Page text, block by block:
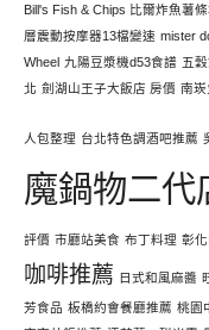
Bill's Fish & Chips 比爾炸魚薯
層震動按摩器13檔變速 mister
Wheel 九陽豆漿機d53食譜 五
北 劍湖山王子大飯店 房價 南崁
人包整理 台北特色調酒吧推薦
魔鍋物二代
評價 市廳站美食 布丁料理 彰
咖啡推薦 日式和風麻醬
芳食品 板橋約會餐廳推薦 桃園